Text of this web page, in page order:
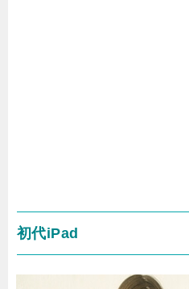
初代iPad